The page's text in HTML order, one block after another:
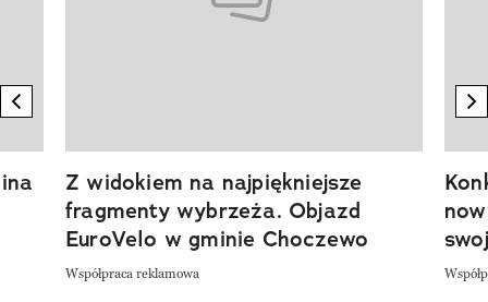
previous element
Z widokiem na najpiękniejsze
fragmenty wybrzeża. Objazd
EuroVelo w gminie Choczewo
Współpraca reklamowa